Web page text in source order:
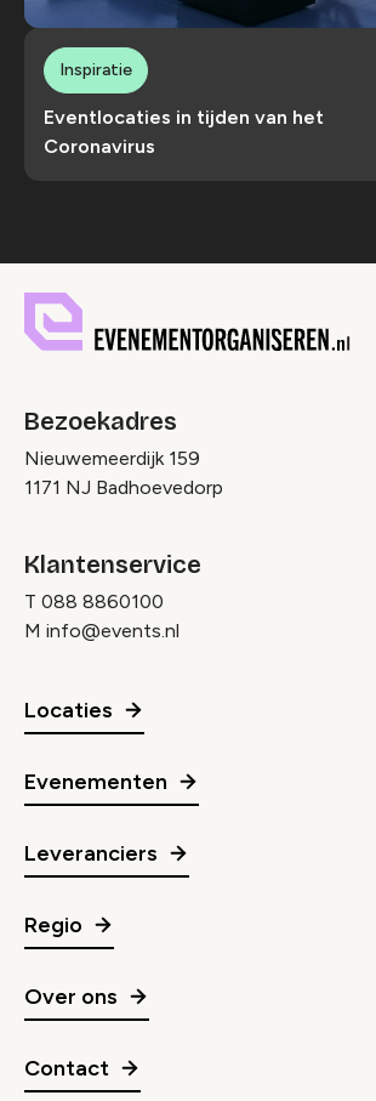
Eventlocaties in tijden van het
Coronavirus
Inspiratie
Bezoekadres
Nieuwemeerdijk 159
1171 NJ Badhoevedorp
Klantenservice
T 088 8860100
M info@events.nl
Locaties
Evenementen
Leveranciers
Regio
Over ons
Contact